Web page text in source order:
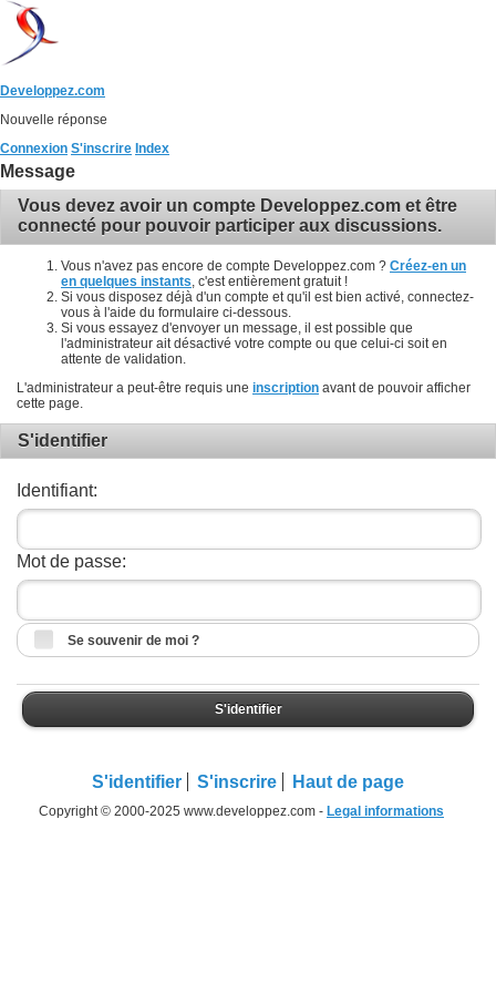
Developpez.com
Nouvelle réponse
Connexion S'inscrire Index
Message
Vous devez avoir un compte Developpez.com et être
connecté pour pouvoir participer aux discussions.
Vous n'avez pas encore de compte Developpez.com ? Créez-en un
en quelques instants , c'est entièrement gratuit !
Si vous disposez déjà d'un compte et qu'il est bien activé, connectez-
vous à l'aide du formulaire ci-dessous.
Si vous essayez d'envoyer un message, il est possible que
l'administrateur ait désactivé votre compte ou que celui-ci soit en
attente de validation.
L'administrateur a peut-être requis une inscription avant de pouvoir afficher
cette page.
S'identifier
Identifiant:
Mot de passe:
Se souvenir de moi ?
S'identifier
S'identifier S'inscrire Haut de page
Copyright © 2000-2025 www.developpez.com - Legal informations